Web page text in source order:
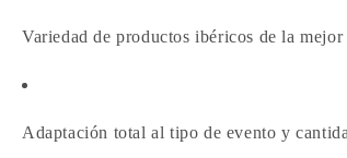
Variedad de productos ibéricos de la mejor
Adaptación total al tipo de evento y